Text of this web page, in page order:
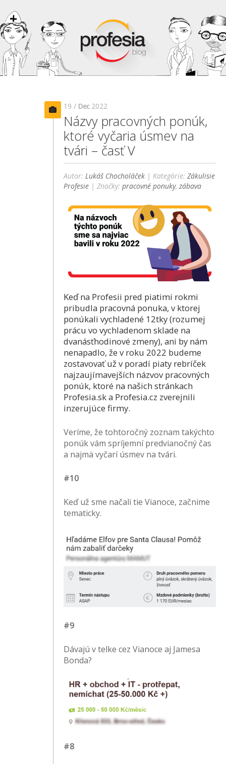
19 / Dec 2022
Názvy pracovných ponúk,
ktoré vyčaria úsmev na
tvári – časť V
Autor:Lukáš Chocholáček | Kategórie:Zákulisie
Profesie | Značky:pracovné ponuky,zábava
Keď na Profesii pred piatimi rokmi
pribudla pracovná ponuka, v ktorej
ponúkali vychladené 12tky (rozumej
prácu vo vychladenom sklade na
dvanásťhodinové zmeny), ani by nám
nenapadlo, že v roku 2022 budeme
zostavovať už v poradí piaty rebríček
najzaujímavejších názvov pracovných
ponúk, ktoré na našich stránkach
Profesia.sk a Profesia.cz zverejnili
inzerujúce firmy.
Veríme, že tohtoročný zoznam takýchto
ponúk vám spríjemní predvianočný čas
a najmä vyčarí úsmev na tvári.
#10
Keď už sme načali tie Vianoce, začnime
tematicky.
#9
Dávajú v telke cez Vianoce aj Jamesa
Bonda?
#8